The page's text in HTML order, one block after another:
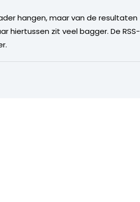
hangen, maar van de resultaten
hiertussen zit veel bagger. De RSS-